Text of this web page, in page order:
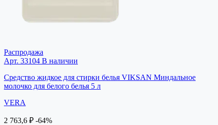
Распродажа
Арт. 33104 В наличии
Средство жидкое для стирки белья VIKSAN Миндальное
молочко для белого белья 5 л
VERA
2 763,6 ₽ -64%